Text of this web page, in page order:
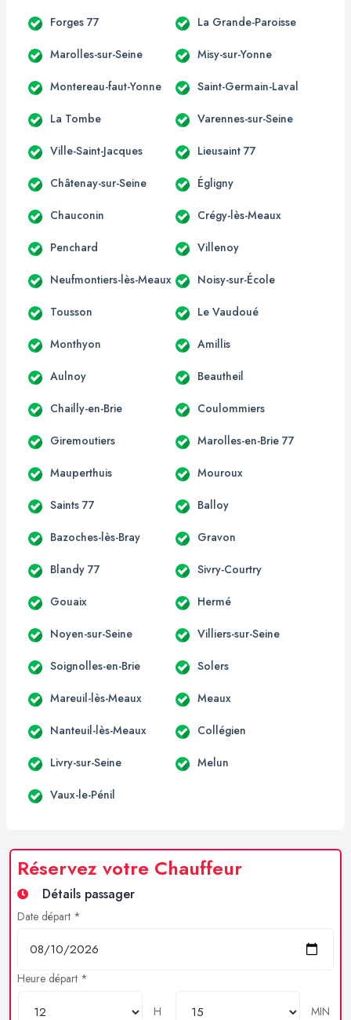
Forges 77 La Grande-Paroisse
Marolles-sur-Seine Misy-sur-Yonne
Montereau-faut-Yonne Saint-Germain-Laval
La Tombe Varennes-sur-Seine
Ville-Saint-Jacques Lieusaint 77
Châtenay-sur-Seine Égligny
Chauconin Crégy-lès-Meaux
Penchard Villenoy
Neufmontiers-lès-Meaux Noisy-sur-École
Tousson Le Vaudoué
Monthyon Amillis
Aulnoy Beautheil
Chailly-en-Brie Coulommiers
Giremoutiers Marolles-en-Brie 77
Mauperthuis Mouroux
Saints 77 Balloy
Bazoches-lès-Bray Gravon
Blandy 77 Sivry-Courtry
Gouaix Hermé
Noyen-sur-Seine Villiers-sur-Seine
Soignolles-en-Brie Solers
Mareuil-lès-Meaux Meaux
Nanteuil-lès-Meaux Collégien
Livry-sur-Seine Melun
Vaux-le-Pénil
Réservez votre Chauffeur
Détails passager
Date départ *
Heure départ *
H
MIN